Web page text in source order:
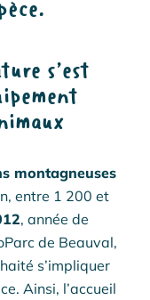
s’est
montagneuses
entre 1 200 et
, année de
de Beauval,
s’impliquer
Ainsi, l’accueil